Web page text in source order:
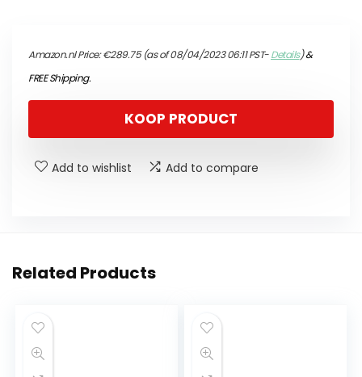
Amazon.nl Price:€289.75(as of 08/04/2023 06:11 PST-Details)&
FREE Shipping.
KOOP PRODUCT
Add to wishlist Add to compare
Related Products